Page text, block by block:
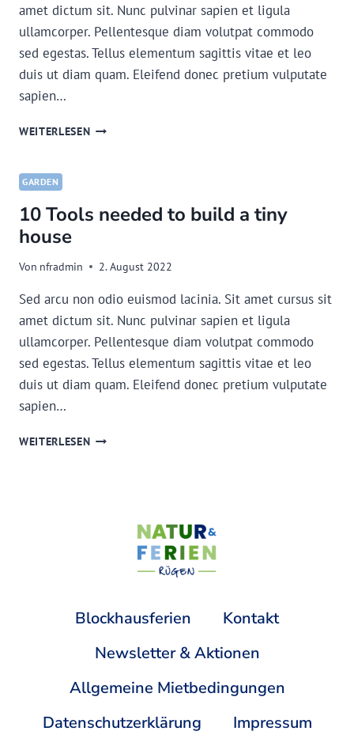
amet dictum sit. Nunc pulvinar sapien et ligula
ullamcorper. Pellentesque diam volutpat commodo
sed egestas. Tellus elementum sagittis vitae et leo
duis ut diam quam. Eleifend donec pretium vulputate
sapien…
WEITERLESENTHE
A
GARDEN
10 Tools needed to build a tiny
house
Von nfradmin 2. August 2022
Sed arcu non odio euismod lacinia. Sit amet cursus sit
amet dictum sit. Nunc pulvinar sapien et ligula
ullamcorper. Pellentesque diam volutpat commodo
sed egestas. Tellus elementum sagittis vitae et leo
duis ut diam quam. Eleifend donec pretium vulputate
sapien…
WEITERLESEN10
Blockhausferien
Kontakt
Newsletter & Aktionen
Allgemeine Mietbedingungen
Datenschutzerklärung
Impressum